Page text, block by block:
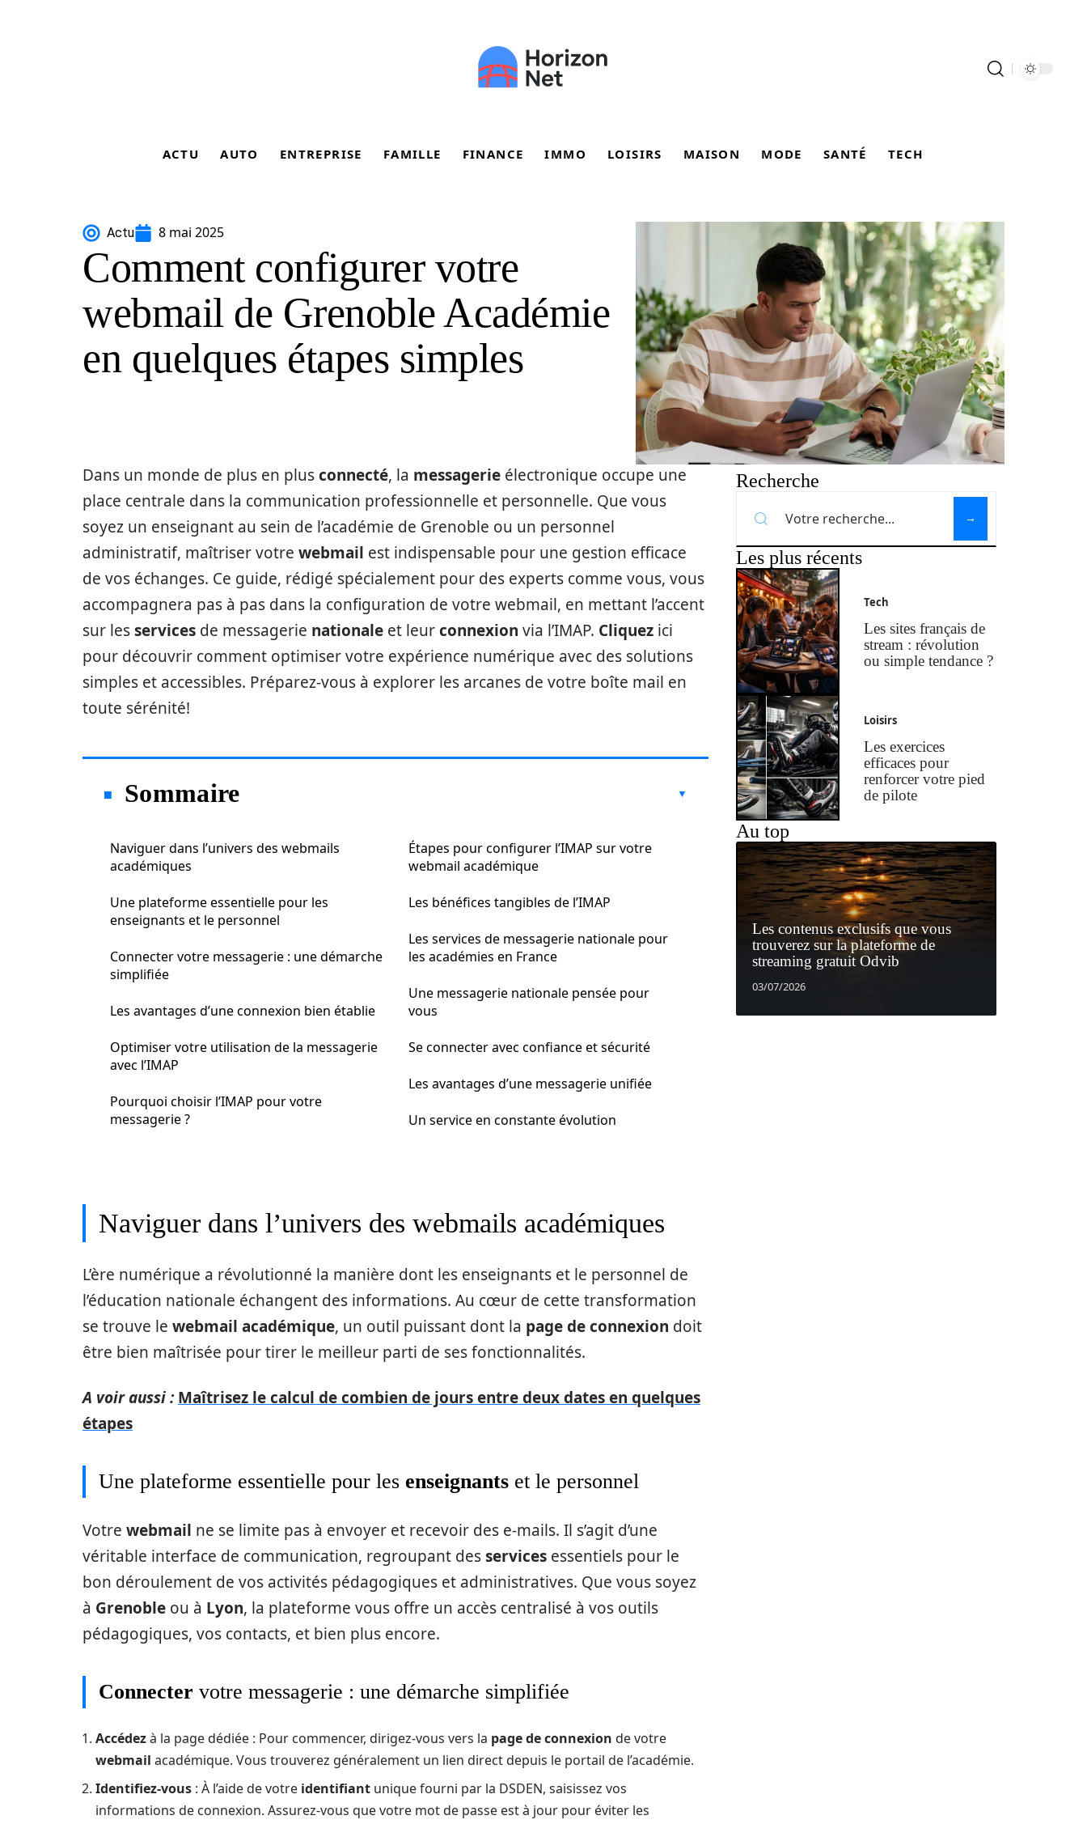
ACTU AUTO ENTREPRISE FAMILLE FINANCE IMMO LOISIRS MAISON MODE SANTÉ TECH
Actu 8 mai 2025
Comment configurer votre
webmail de Grenoble Académie
en quelques étapes simples
Dans un monde de plus en plusconnecté, la messagerie électronique occupe une
place centrale dans la communication professionnelle et personnelle. Que vous
soyez un enseignant au sein de l’académie de Grenoble ou un personnel
administratif, maîtriser votre webmail est indispensable pour une gestion efficace
de vos échanges. Ce guide, rédigé spécialement pour des experts comme vous, vous
accompagnera pas à pas dans la configuration de votre webmail, en mettant l’accent
sur lesservices de messagerie nationale et leurconnexion via l’IMAP. Cliquez ici
pour découvrir comment optimiser votre expérience numérique avec des solutions
simples et accessibles. Préparez-vous à explorer les arcanes de votre boîte mail en
toute sérénité!
Sommaire
Naviguer dans l’univers des webmails
académiques
Une plateforme essentielle pour les
enseignants et le personnel
Connecter votre messagerie : une démarche
simplifiée
Les avantages d’une connexion bien établie
Optimiser votre utilisation de la messagerie
avec l’IMAP
Pourquoi choisir l’IMAP pour votre
messagerie ?
Étapes pour configurer l’IMAP sur votre
webmail académique
Les bénéfices tangibles de l’IMAP
Les services de messagerie nationale pour
les académies en France
Une messagerie nationale pensée pour
vous
Se connecter avec confiance et sécurité
Les avantages d’une messagerie unifiée
Un service en constante évolution
Naviguer dans l’univers des webmails académiques
L’ère numérique a révolutionné la manière dont les enseignants et le personnel de
l’éducation nationale échangent des informations. Au cœur de cette transformation
se trouve le webmail académique, un outil puissant dont la page de connexion doit
être bien maîtrisée pour tirer le meilleur parti de ses fonctionnalités.
A voir aussi : Maîtrisez le calcul de combien de jours entre deux dates en quelques
étapes
Une plateforme essentielle pour les enseignants et le personnel
Votre webmail ne se limite pas à envoyer et recevoir des e-mails. Il s’agit d’une
véritable interface de communication, regroupant desservices essentiels pour le
bon déroulement de vos activités pédagogiques et administratives. Que vous soyez
à Grenoble ou à Lyon, la plateforme vous offre un accès centralisé à vos outils
pédagogiques, vos contacts, et bien plus encore.
Connecter votre messagerie : une démarche simplifiée
Accédezà la page dédiée : Pour commencer, dirigez-vous vers la page de connexion de votre
webmail académique. Vous trouverez généralement un lien direct depuis le portail de l’académie.
Identifiez-vous : À l’aide de votre identifiant unique fourni par la DSDEN, saisissez vos
informations de connexion. Assurez-vous que votre mot de passe est à jour pour éviter les
Recherche
Les plus récents
Tech
Les sites français de
stream : révolution
ou simple tendance ?
Loisirs
Les exercices
efficaces pour
renforcer votre pied
de pilote
Au top
Les contenus exclusifs que vous
trouverez sur la plateforme de
streaming gratuit Odvib
03/07/2026